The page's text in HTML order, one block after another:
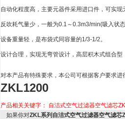
自动化程度高，主要元器件采用进口件，可实现
反吹耗气量少，一般为0.1～0.3m3/min(吸入状
设备重量轻，是布袋式同容量的1/3-1/2。
设计合理，实现无弯管设计，高层积木式组合型
对本产品有特殊要求，本公司可根据客户要求
ZKL1200
产品相关关键字： 自洁式空气过滤器空气滤芯
如果你对ZKL系列自洁式空气过滤器空气滤芯